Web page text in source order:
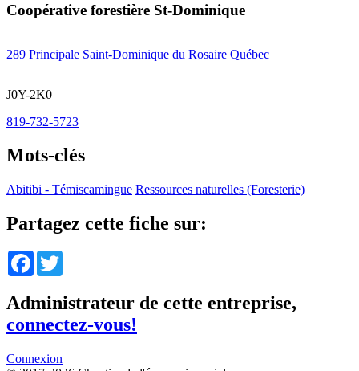
Coopérative forestière St-Dominique
289 Principale Saint-Dominique du Rosaire Québec
J0Y-2K0
819-732-5723
Mots-clés
Abitibi - Témiscamingue Ressources naturelles (Foresterie)
Partagez cette fiche sur:
Facebook
Administrateur de cette entreprise,
connectez-vous!
Connexion